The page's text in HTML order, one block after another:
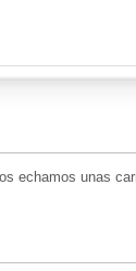
echamos unas